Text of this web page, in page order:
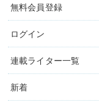
無料会員登録
ログイン
連載ライター一覧
新着